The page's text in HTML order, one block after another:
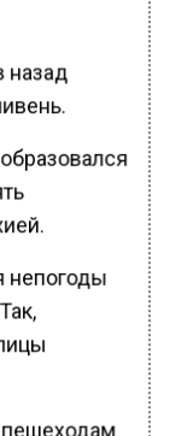
непогоды
пешеходам